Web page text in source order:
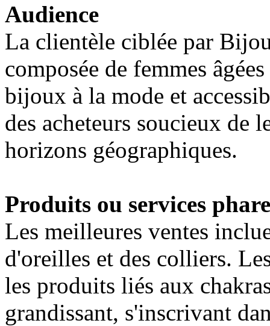
Audience
La clientèle ciblée par
composée de femmes
bijoux à la mode et
des acheteurs soucieux de
horizons géographiques.
Produits ou services
Les meilleures ventes
d'oreilles et des colliers.
les produits liés aux
grandissant, s'inscrivant